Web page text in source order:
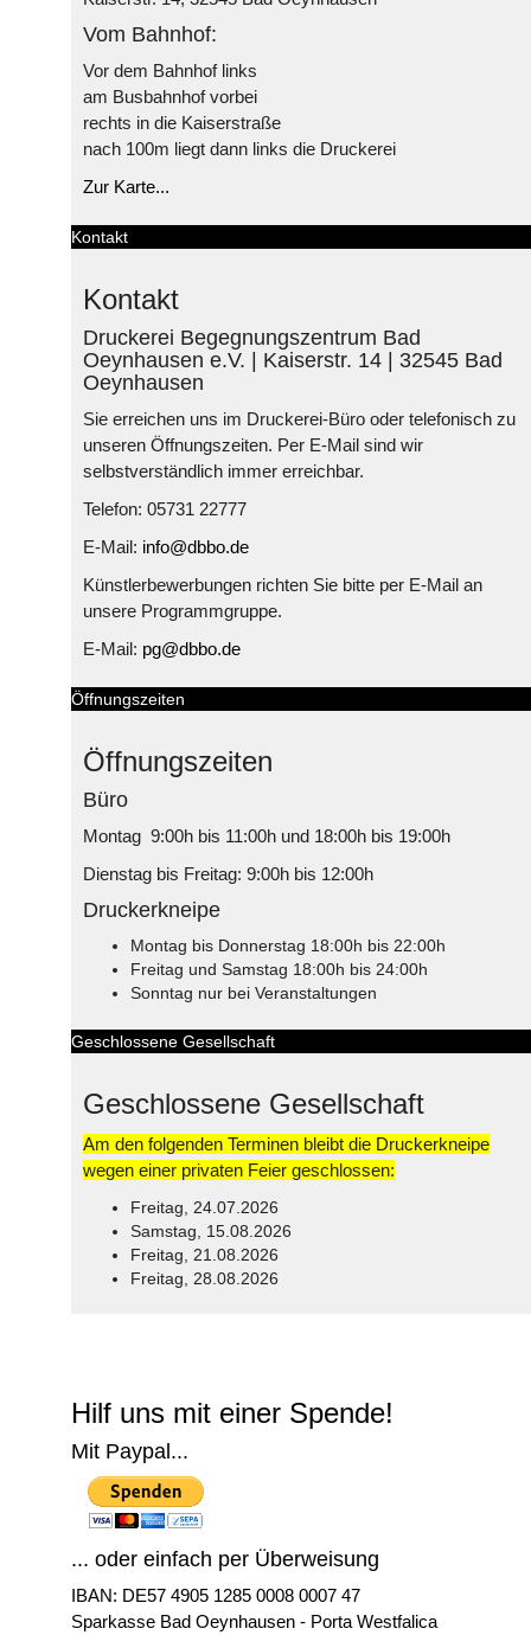
Vom Bahnhof:
Vor dem Bahnhof links
am Busbahnhof vorbei
rechts in die Kaiserstraße
nach 100m liegt dann links die Druckerei
Zur Karte...
Kontakt
Kontakt
Druckerei Begegnungszentrum Bad
Oeynhausen e.V. | Kaiserstr. 14 | 32545 Bad
Oeynhausen
Sie erreichen uns im Druckerei-Büro oder telefonisch zu
unseren Öffnungszeiten. Per E-Mail sind wir
selbstverständlich immer erreichbar.
Telefon: 05731 22777
E-Mail: info@dbbo.de
Künstlerbewerbungen richten Sie bitte per E-Mail an
unsere Programmgruppe.
E-Mail: pg@dbbo.de
Öffnungszeiten
Öffnungszeiten
Büro
Montag 9:00h bis 11:00h und 18:00h bis 19:00h
Dienstag bis Freitag: 9:00h bis 12:00h
Druckerkneipe
Montag bis Donnerstag 18:00h bis 22:00h
Freitag und Samstag 18:00h bis 24:00h
Sonntag nur bei Veranstaltungen
Geschlossene Gesellschaft
Geschlossene Gesellschaft
Am den folgenden Terminen bleibt die Druckerkneipe
wegen einer privaten Feier geschlossen:
Freitag, 24.07.2026
Samstag, 15.08.2026
Freitag, 21.08.2026
Freitag, 28.08.2026
Hilf uns mit einer Spende!
Mit Paypal...
... oder einfach per Überweisung
IBAN: DE57 4905 1285 0008 0007 47
Sparkasse Bad Oeynhausen - Porta Westfalica